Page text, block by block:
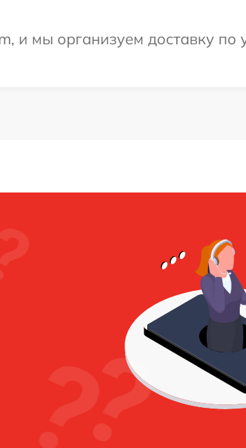
и мы организуем доставку по